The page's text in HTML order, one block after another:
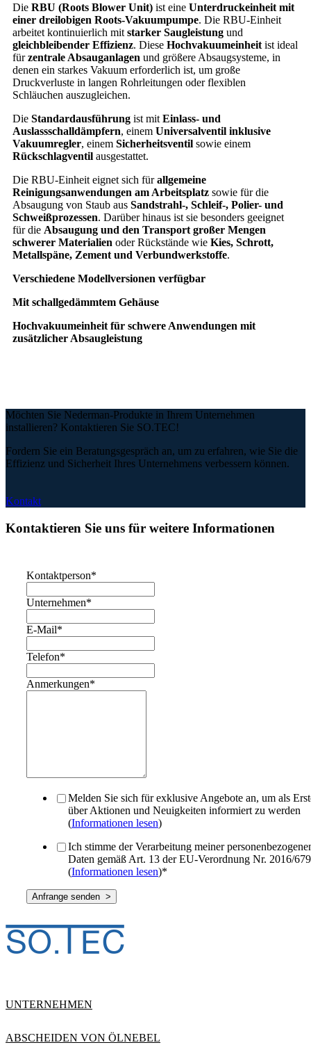
Die RBU (Roots Blower Unit) ist eine Unterdruckeinheit mit
einer dreilobigen Roots-Vakuumpumpe. Die RBU-Einheit
arbeitet kontinuierlich mit starker Saugleistung und
gleichbleibender Effizienz. Diese Hochvakuumeinheit ist ideal
fürzentrale Absauganlagen und größere Absaugsysteme, in
denen ein starkes Vakuum erforderlich ist, um große
Druckverluste in langen Rohrleitungen oder flexiblen
Schläuchen auszugleichen.
Die Standardausführung ist mit Einlass- und
Auslassschalldämpfern, einem Universalventil inklusive
Vakuumregler, einem Sicherheitsventil sowie einem
Rückschlagventil ausgestattet.
Die RBU-Einheit eignet sich fürallgemeine
Reinigungsanwendungen am Arbeitsplatz sowie für die
Absaugung von Staub aus Sandstrahl-, Schleif-, Polier- und
Schweißprozessen. Darüber hinaus ist sie besonders geeignet
für die Absaugung und den Transport großer Mengen
schwerer Materialien oder Rückstände wie Kies, Schrott,
Metallspäne, Zement und Verbundwerkstoffe.
Verschiedene Modellversionen verfügbar
Mit schallgedämmtem Gehäuse
Hochvakuumeinheit für schwere Anwendungen mit
zusätzlicher Absaugleistung
Möchten Sie Nederman-Produkte in Ihrem Unternehmen
installieren? Kontaktieren Sie SO.TEC!
Fordern Sie ein Beratungsgespräch an, um zu erfahren, wie Sie die
Effizienz und Sicherheit Ihres Unternehmens verbessern können.
Kontakt
Kontaktieren Sie uns für weitere Informationen
Kontaktperson*
Unternehmen*
E-Mail*
Telefon*
Anmerkungen*
Melden Sie sich für exklusive Angebote an, um als
über Aktionen und Neuigkeiten informiert zu werden
(Informationen lesen)
Ich stimme der Verarbeitung meiner
Daten gemäß Art. 13 der EU-Verordnung Nr. 2016/679
(Informationen lesen)*
UNTERNEHMEN
ABSCHEIDEN VON ÖLNEBEL